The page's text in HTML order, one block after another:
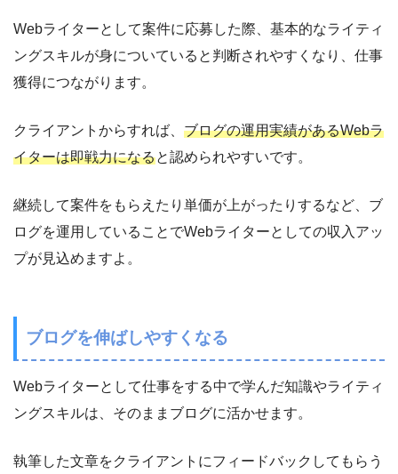
Webライターとして案件に応募した際、基本的なライティ
ングスキルが身についていると判断されやすくなり、仕事
獲得につながります。
クライアントからすれば、 ブログの運用実績があるWebラ
イターは即戦力になると認められやすいです。
継続して案件をもらえたり単価が上がったりするなど、ブ
ログを運用していることでWebライターとしての収入アッ
プが見込めますよ。
ブログを伸ばしやすくなる
Webライターとして仕事をする中で学んだ知識やライティ
ングスキルは、そのままブログに活かせます。
執筆した文章をクライアントにフィードバックしてもらう